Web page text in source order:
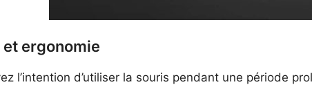
ergonomie
l’intention d’utiliser la souris pendant une période